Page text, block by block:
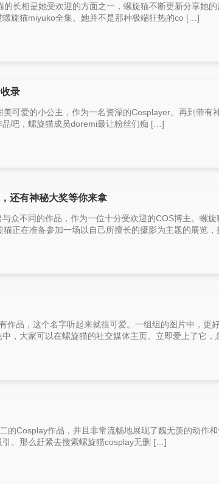
长相是她受欢迎的方面之一，螺旋猫不断更新分享她
旋猫miyuko全集。她并不是那种极端狂热的co […]
录
可爱的小公主，作为一名资深的Cosplayer。再到带有
吧，螺旋猫成员doremi最让粉丝们痴 […]
还有神秘大奖等你来拿
众不同的作品，作为一位十分受欢迎的COS博主。螺旋
正在准备参加一场以自己所擅长的摄影为主题的展览
作品，这个名字听起来就很可爱。一组组的图片中，更
，大家可以在螺旋猫的社交媒体主页。立即爱上了它
的Cosplay作品，并且非常流畅地展现了魏无羡的动作
。那么赶紧去搜索螺旋猫cosplay无删 […]